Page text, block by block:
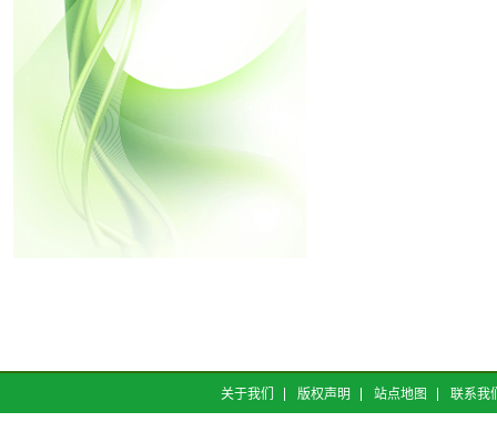
关于我们 版权声明 站点地图 联系我